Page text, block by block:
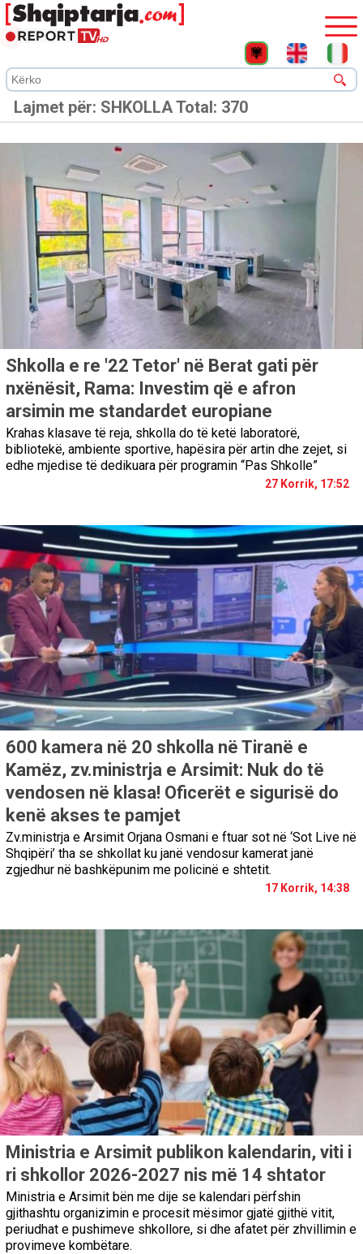
Lajmet për: SHKOLLATotal: 370
Shkolla e re '22 Tetor' në Berat gati për
nxënësit, Rama: Investim që e afron
arsimin me standardet europiane
Krahas klasave të reja, shkolla do të ketë laboratorë,
bibliotekë, ambiente sportive, hapësira për artin dhe zejet, si
edhe mjedise të dedikuara për programin “Pas Shkolle”
27 Korrik, 17:52
600 kamera në 20 shkolla në Tiranë e
Kamëz, zv.ministrja e Arsimit: Nuk do të
vendosen në klasa! Oficerët e sigurisë do
kenë akses te pamjet
Zv.ministrja e Arsimit Orjana Osmani e ftuar sot në ‘Sot Live në
Shqipëri’ tha se shkollat ku janë vendosur kamerat janë
zgjedhur në bashkëpunim me policinë e shtetit.
17 Korrik, 14:38
Ministria e Arsimit publikon kalendarin, viti i
ri shkollor 2026-2027 nis më 14 shtator
Ministria e Arsimit bën me dije se kalendari përfshin
gjithashtu organizimin e procesit mësimor gjatë gjithë vitit,
periudhat e pushimeve shkollore, si dhe afatet për zhvillimin e
provimeve kombëtare.